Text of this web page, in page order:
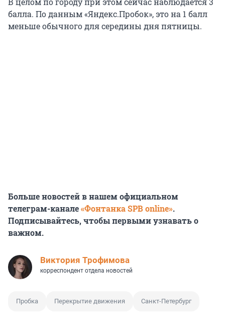
балла. По данным «Яндекс.Пробок», это на 1 балл
меньше обычного для середины дня пятницы.
Больше новостей в нашем официальном
телеграм-канале«Фонтанка SPB online».
Подписывайтесь, чтобы первыми узнавать о
важном.
Виктория Трофимова
корреспондент отдела новостей
Пробка Перекрытие движения Санкт-Петербург